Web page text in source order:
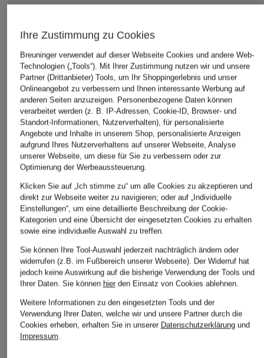
Marc O'Polo
Rock
49,99 €
Bestpreis:42,49 €
Ursprünglich:
99,95 €
HUGO
Bouclé-Rock ROMESE
79,99 €
Bestpreis:67,99 €
Ursprünglich:
129,95 €
Lederrock LAKETTA
349 €
Weitere Kategorien
Pullover
Beige Marc O'Polo
Strickjacken
Marco Polo Culottes
Ihre Zustimmung zu Cookies
Breuninger verwendet auf dieser Webseite Cookies und andere Web-
Technologien („Tools“). Mit Ihrer Zustimmung nutzen wir und unsere
Partner (Drittanbieter) Tools, um Ihr Shoppingerlebnis und unser
Onlineangebot zu verbessern und Ihnen interessante Werbung auf
anderen Seiten anzuzeigen. Personenbezogene Daten können
verarbeitet werden (z. B. IP-Adressen, Cookie-ID, Browser- und
Standort-Informationen, Nutzerverhalten), für personalisierte
Angebote und Inhalte in unserem Shop, personalisierte Anzeigen
aufgrund Ihres Nutzerverhaltens auf unserer Webseite, Analyse
unserer Webseite, um diese für Sie zu verbessern oder zur
Optimierung der Werbeaussteuerung.
Klicken Sie auf „Ich stimme zu“ um alle Cookies zu akzeptieren und
direkt zur Webseite weiter zu navigieren; oder auf „Individuelle
Einstellungen“, um eine detaillierte Beschreibung der Cookie-
Kategorien und eine Übersicht der eingesetzten Cookies zu erhalten
sowie eine individuelle Auswahl zu treffen.
Sie können Ihre Tool-Auswahl jederzeit nachträglich ändern oder
widerrufen (z.B. im Fußbereich unserer Webseite). Der Widerruf hat
jedoch keine Auswirkung auf die bisherige Verwendung der Tools und
Ihrer Daten. Sie können hierden Einsatz von Cookies ablehnen.
Weitere Informationen zu den eingesetzten Tools und der
Verwendung Ihrer Daten, welche wir und unsere Partner durch die
Cookies erheben, erhalten Sie in unserer Datenschutzerklärungund
Impressum.